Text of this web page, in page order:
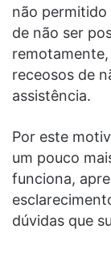
não permitido
de não ser
receosos de
assistência.
Por este
um pouco
funciona,
dúvidas que